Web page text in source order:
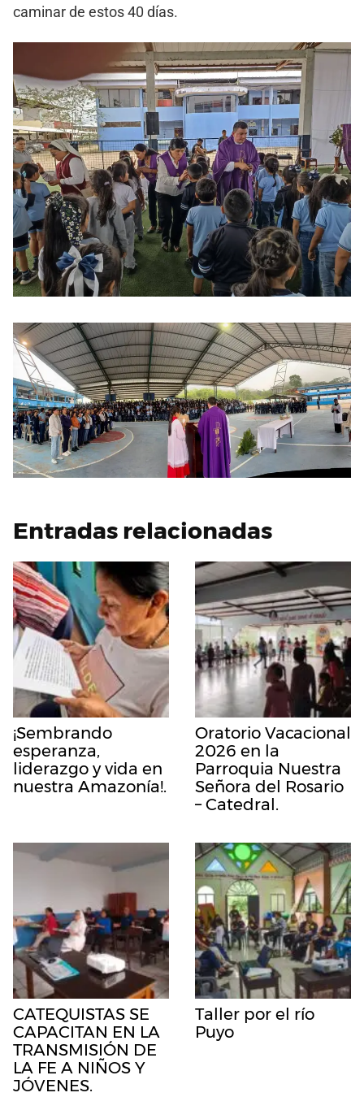
caminar de estos 40 días.
Entradas relacionadas
¡Sembrando
esperanza,
liderazgo y vida en
nuestra Amazonía!.
Oratorio Vacacional
2026 en la
Parroquia Nuestra
Señora del Rosario
– Catedral.
CATEQUISTAS SE
CAPACITAN EN LA
TRANSMISIÓN DE
LA FE A NIÑOS Y
JÓVENES.
Taller por el río
Puyo